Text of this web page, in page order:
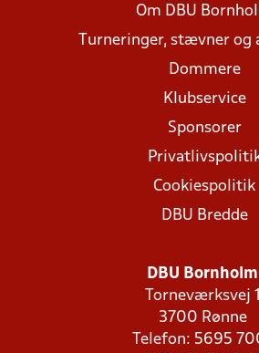
Om DBU
Turneringer, stævner
Dommere
Klubservice
Sponsorer
Cookiespolitik
DBU Bredde
DBU Bornholm
Torneværksvej 1
3700 Rønne
Telefon: 5695